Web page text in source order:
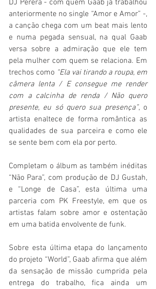
DJ Perera - com quem Gaab já trabalhou
anteriormente no single “Amor e Amor” -,
a canção chega com um beat mais lento
e numa pegada sensual, na qual Gaab
versa sobre a admiração que ele tem
pela mulher com quem se relaciona. Em
trechos como “Ela vai tirando a roupa, em
câmera lenta / E consegue me render
com a calcinha de renda / Não quero
presente, eu só quero sua presença”, o
artista enaltece de forma romântica as
qualidades de sua parceira e como ele
se sente bem com ela por perto.
Completam o álbum as também inéditas
“Não Para”, com produção de DJ Gustah,
e “Longe de Casa”, esta última uma
parceria com PK Freestyle, em que os
artistas falam sobre amor e ostentação
em uma batida envolvente de funk.
Sobre esta última etapa do lançamento
do projeto “World”, Gaab afirma que além
da sensação de missão cumprida pela
entrega do trabalho, fica ainda um